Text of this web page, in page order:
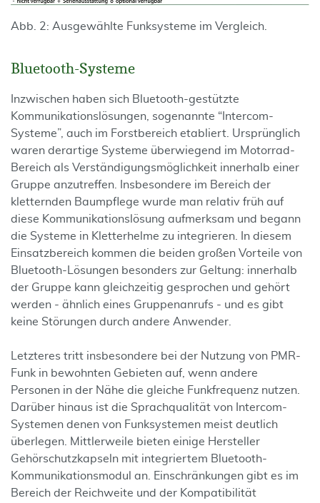
Abb. 2: Ausgewählte Funksysteme im Vergleich.
Bluetooth-Systeme
Inzwischen haben sich Bluetooth-gestützte
Kommunikationslösungen, sogenannte “Intercom-
Systeme”, auch im Forstbereich etabliert. Ursprünglich
waren derartige Systeme überwiegend im Motorrad-
Bereich als Verständigungsmöglichkeit innerhalb einer
Gruppe anzutreffen. Insbesondere im Bereich der
kletternden Baumpflege wurde man relativ früh auf
diese Kommunikationslösung aufmerksam und begann
die Systeme in Kletterhelme zu integrieren. In diesem
Einsatzbereich kommen die beiden großen Vorteile von
Bluetooth-Lösungen besonders zur Geltung: innerhalb
der Gruppe kann gleichzeitig gesprochen und gehört
werden - ähnlich eines Gruppenanrufs - und es gibt
keine Störungen durch andere Anwender.
Letzteres tritt insbesondere bei der Nutzung von PMR-
Funk in bewohnten Gebieten auf, wenn andere
Personen in der Nähe die gleiche Funkfrequenz nutzen.
Darüber hinaus ist die Sprachqualität von Intercom-
Systemen denen von Funksystemen meist deutlich
überlegen. Mittlerweile bieten einige Hersteller
Gehörschutzkapseln mit integriertem Bluetooth-
Kommunikationsmodul an. Einschränkungen gibt es im
Bereich der Reichweite und der Kompatibilität